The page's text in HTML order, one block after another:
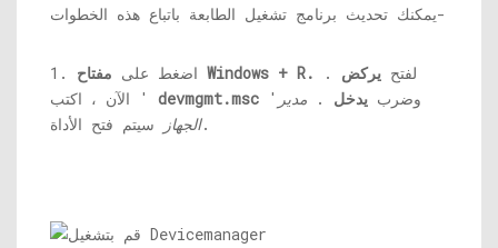
يمكنك تحديث برنامج تشغيل الطابعة باتباع هذه الخطوات-
1. اضغط على مفتاح Windows + R. لفتح يركض .
الآن ، اكتب ' devmgmt.msc 'وضرب يدخل . مدير
الجهازسيتم فتح الأداة.